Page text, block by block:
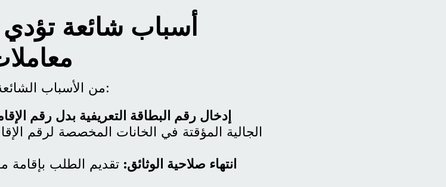
أسباب شائعة
من الأسباب الشائعة التي قد تؤدي إلى تأخر المعاملة:
إدخال رقم البطاقة التعريفية بدل رقم
الجالية المؤقتة في الخانات المخصصة لرقم
انتهاء صلاحية الوثائق: تقديم الطلب بإقامة